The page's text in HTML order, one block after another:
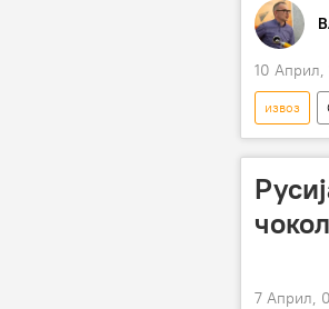
10 Април,
извоз
Либија
7 Април,